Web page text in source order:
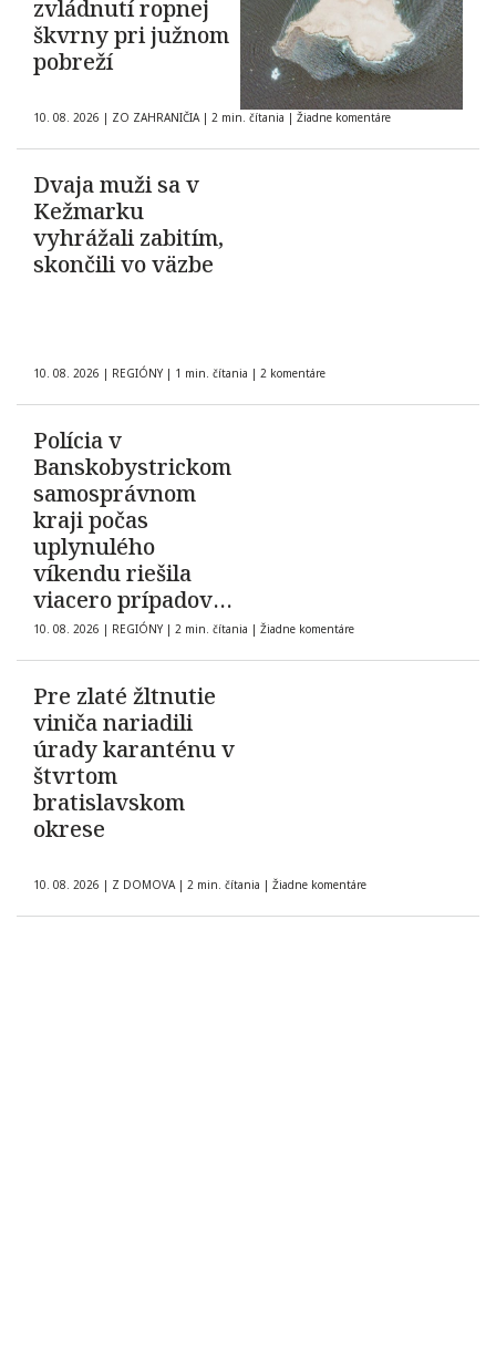
zvládnutí ropnej
škvrny pri južnom
pobreží
10. 08. 2026 | ZO ZAHRANIČIA | 2 min. čítania | Žiadne komentáre
Dvaja muži sa v
Kežmarku
vyhrážali zabitím,
skončili vo väzbe
10. 08. 2026 | REGIÓNY | 1 min. čítania | 2 komentáre
Polícia v
Banskobystrickom
samosprávnom
kraji počas
uplynulého
víkendu riešila
viacero prípadov
domáceho násilia
10. 08. 2026 | REGIÓNY | 2 min. čítania | Žiadne komentáre
Pre zlaté žltnutie
viniča nariadili
úrady karanténu v
štvrtom
bratislavskom
okrese
10. 08. 2026 | Z DOMOVA | 2 min. čítania | Žiadne komentáre